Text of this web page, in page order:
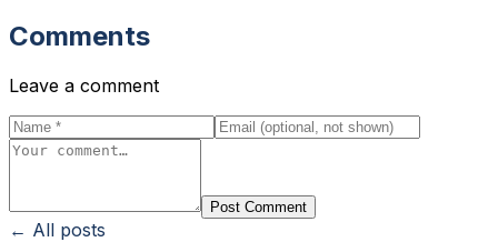
Comments
Leave a comment
Post Comment
← All posts